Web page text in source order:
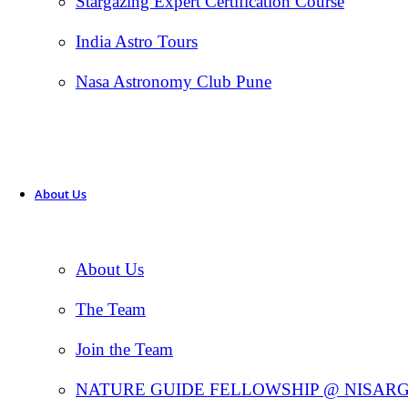
India Astro Tours
Nasa Astronomy Club Pune
About Us
About Us
The Team
Join the Team
NATURE GUIDE FELLOWSHIP @